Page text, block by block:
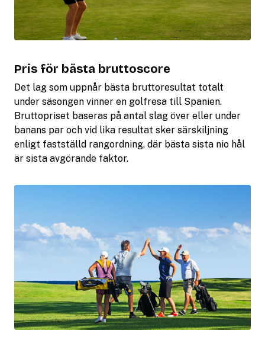
Pris för bästa bruttoscore
Det lag som uppnår bästa bruttoresultat totalt
under säsongen vinner en golfresa till Spanien.
Bruttopriset baseras på antal slag över eller under
banans par och vid lika resultat sker särskiljning
enligt fastställd rangordning, där bästa sista nio hål
är sista avgörande faktor.